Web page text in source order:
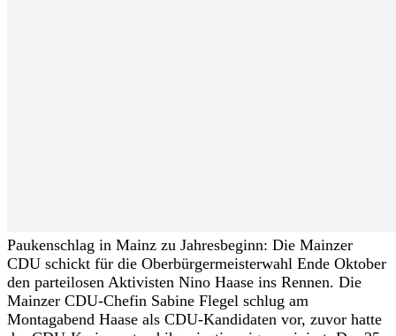
Paukenschlag in Mainz zu Jahresbeginn: Die Mainzer
CDU schickt für die Oberbürgermeisterwahl Ende Oktober
den parteilosen Aktivisten Nino Haase ins Rennen. Die
Mainzer CDU-Chefin Sabine Flegel schlug am
Montagabend Haase als CDU-Kandidaten vor, zuvor hatte